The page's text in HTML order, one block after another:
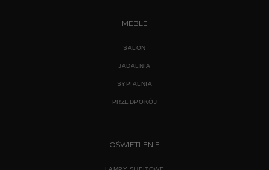
MEBLE
SALON
JADALNIA
SYPIALNIA
PRZEDPOKÓJ
OŚWIETLENIE